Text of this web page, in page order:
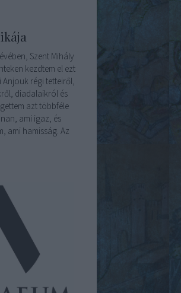
Szent Mihály
kezdtem el ezt
régi tetteiről,
diadalaikról és
azt többféle
ami igaz, és
ami hamisság. Az